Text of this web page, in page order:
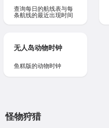
查询每日的航线表与每
条航线的最近出现时间
无人岛动物时钟
鱼糕版的动物时钟
怪物狩猎